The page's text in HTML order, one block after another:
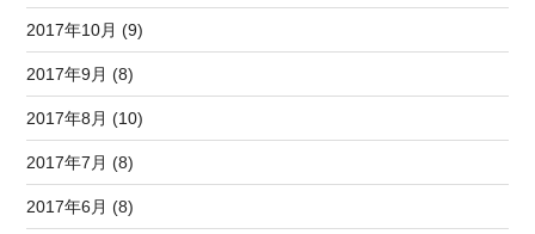
2017年10月 (9)
2017年9月 (8)
2017年8月 (10)
2017年7月 (8)
2017年6月 (8)